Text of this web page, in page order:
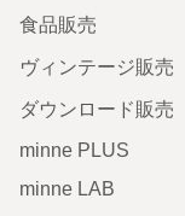
食品販売
ヴィンテージ販売
ダウンロード販売
minne PLUS
minne LAB